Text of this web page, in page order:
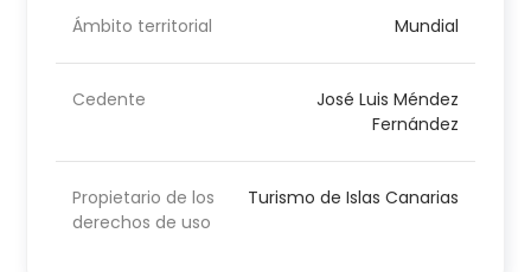
Ámbito territorial Mundial
Cedente
José Luis Méndez
Fernández
Propietario de los
derechos de uso
Turismo de Islas Canarias